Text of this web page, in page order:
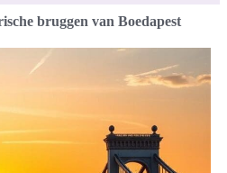
bruggen van Boedapest